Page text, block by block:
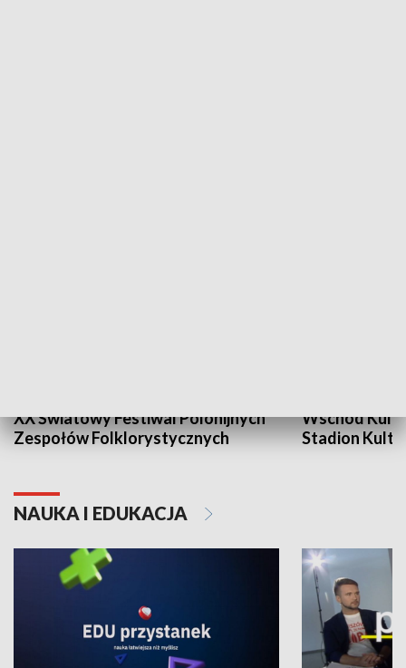
XX Światowy Festiwal Polonijnych
Zespołów Folklorystycznych
Wschód
Stadion
NAUKA I EDUKACJA